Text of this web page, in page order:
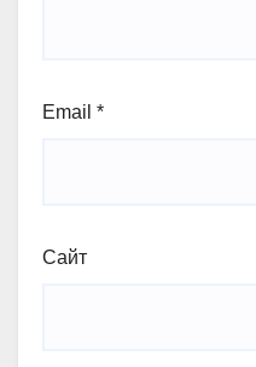
Email *
Сайт